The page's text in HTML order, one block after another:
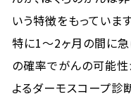
いう特徴をもっています
特に1～2ヶ月の間に急
の確率でがんの可能性
よるダーモスコープ診